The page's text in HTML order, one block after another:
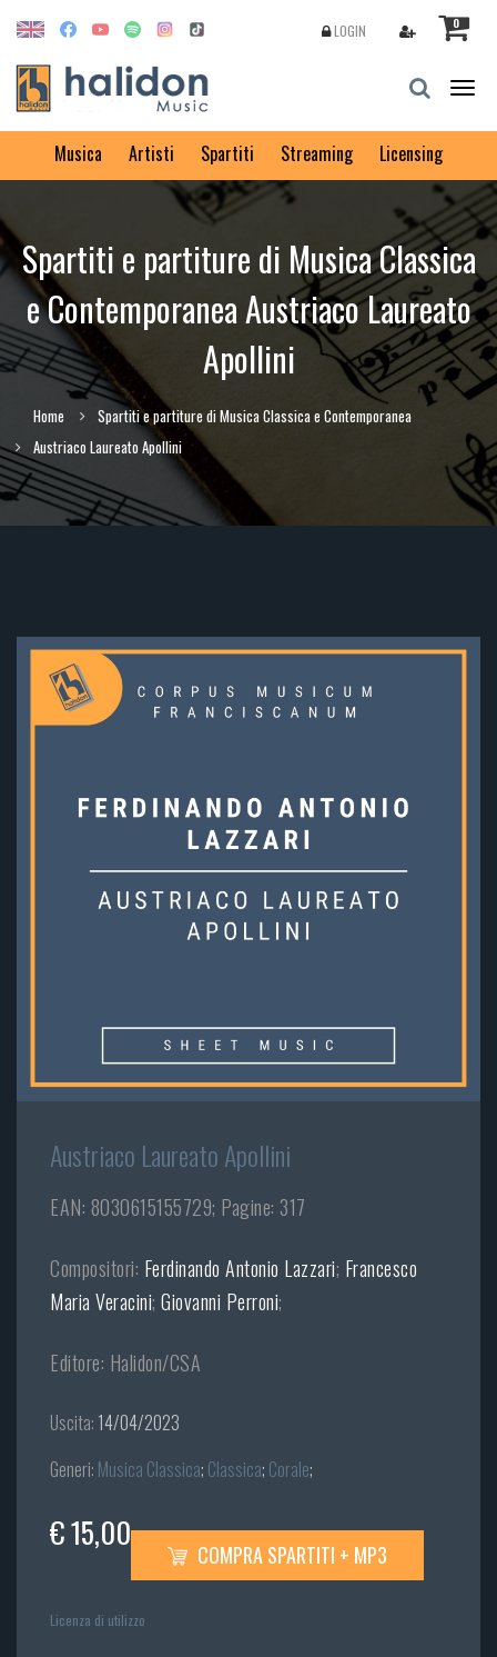
0
LOGIN
Musica Artisti Spartiti Streaming Licensing
Spartiti e partiture di Musica Classica
e Contemporanea Austriaco Laureato
Apollini
Home
Spartiti e partiture di Musica Classica e Contemporanea
Austriaco Laureato Apollini
Austriaco Laureato Apollini
EAN: 8030615155729; Pagine: 317
Compositori: Ferdinando Antonio Lazzari; Francesco
Maria Veracini; Giovanni Perroni;
Editore: Halidon/CSA
Uscita: 14/04/2023
Generi: Musica Classica; Classica; Corale;
€ 15,00
COMPRA SPARTITI + MP3
Licenza di utilizzo